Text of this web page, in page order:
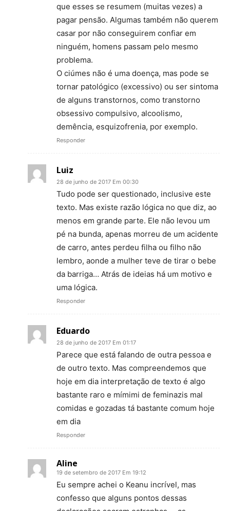
que esses se resumem (muitas vezes) a
pagar pensão. Algumas também não querem
casar por não conseguirem confiar em
ninguém, homens passam pelo mesmo
problema.
O ciúmes não é uma doença, mas pode se
tornar patológico (excessivo) ou ser sintoma
de alguns transtornos, como transtorno
obsessivo compulsivo, alcoolismo,
demência, esquizofrenia, por exemplo.
Responder
Luiz
28 de junho de 2017 Em 00:30
Tudo pode ser questionado, inclusive este
texto. Mas existe razão lógica no que diz, ao
menos em grande parte. Ele não levou um
pé na bunda, apenas morreu de um acidente
de carro, antes perdeu filha ou filho não
lembro, aonde a mulher teve de tirar o bebe
da barriga… Atrás de ideias há um motivo e
uma lógica.
Responder
Eduardo
28 de junho de 2017 Em 01:17
Parece que está falando de outra pessoa e
de outro texto. Mas compreendemos que
hoje em dia interpretação de texto é algo
bastante raro e mímimi de feminazis mal
comidas e gozadas tá bastante comum hoje
em dia
Responder
Aline
19 de setembro de 2017 Em 19:12
Eu sempre achei o Keanu incrível, mas
confesso que alguns pontos dessas